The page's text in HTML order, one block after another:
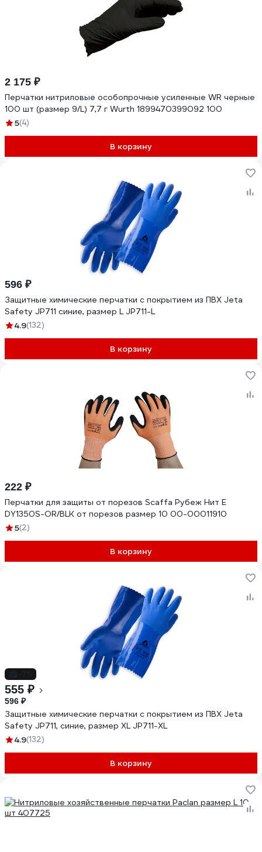
2 175 ₽
Перчатки нитриловые особопрочные усиленные WR черные
100 шт (размер 9/L) 7,7 г Wurth 1899470399092 100
5(4)
В корзину
596 ₽
Защитные химические перчатки с покрытием из ПВХ Jeta
Safety JP711 синие, размер L JP711-L
4.9(132)
В корзину
222 ₽
Перчатки для защиты от порезов Scaffa Рубеж Нит Е
DY1350S-OR/BLK от порезов размер 10 00-00011910
5(2)
В корзину
555 ₽
596 ₽
Защитные химические перчатки с покрытием из ПВХ Jeta
Safety JP711, синие, размер XL JP711-XL
4.9(132)
В корзину